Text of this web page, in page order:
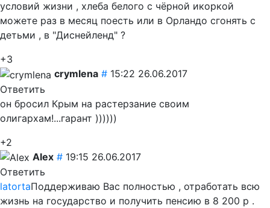
условий жизни , хлеба белого с чёрной икоркой
можете раз в месяц поесть или в Орландо сгонять с
детьми , в "Диснейленд" ?
+3
crymlena # 15:22 26.06.2017
Ответить
он бросил Крым на растерзание своим
олигархам!...гарант ))))))
+2
Alex # 19:15 26.06.2017
Ответить
latortaПоддерживаю Вас полностью , отработать всю
жизнь на государство и получить пенсию в 8 200 р .